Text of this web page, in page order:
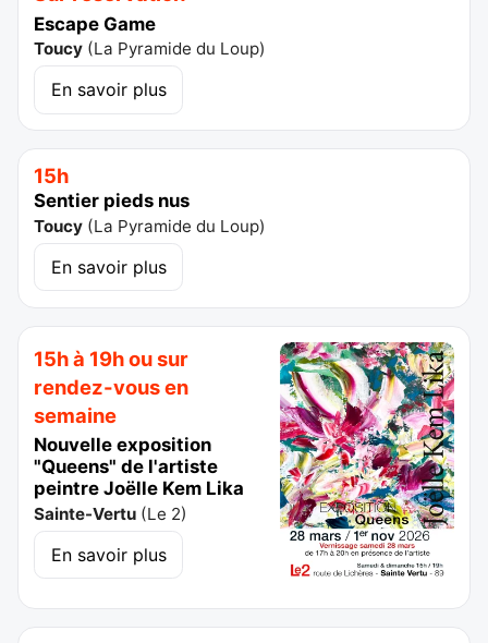
Escape Game
Toucy (La Pyramide du Loup)
En savoir plus
15h
Sentier pieds nus
Toucy (La Pyramide du Loup)
En savoir plus
15h à 19h ou sur
rendez-vous en
semaine
Nouvelle exposition
"Queens" de l'artiste
peintre Joëlle Kem Lika
Sainte-Vertu (Le 2)
En savoir plus